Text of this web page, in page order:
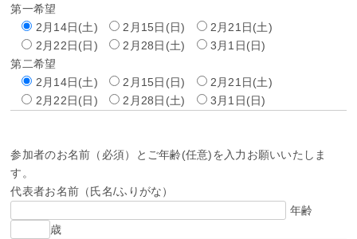
第一希望
2月14日(土)
2月15日(日)
2月21日(土)
2月22日(日)
2月28日(土)
3月1日(日)
第二希望
2月14日(土)
2月15日(日)
2月21日(土)
2月22日(日)
2月28日(土) 3月1日(日)
参加者のお名前（必須）とご年齢(任意)を入力お願いいたしま
す。
代表者お名前（氏名/ふりがな）
年齢
歳